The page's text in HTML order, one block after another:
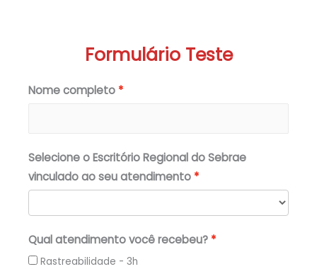
Formulário Teste
Nome completo
Selecione o Escritório Regional do Sebrae
vinculado ao seu atendimento
Qual atendimento você recebeu?
Rastreabilidade - 3h